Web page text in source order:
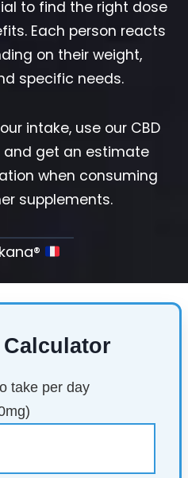
to find the right dose
Each person reacts
on their weight,
specific needs.
intake, use our CBD
get an estimate
when consuming
supplements.
Calculator
take per day